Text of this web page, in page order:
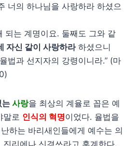
너의 하나님을 사랑하라 하셨으
되는 계명이요. 둘째도 그와 같
자신 같이 사랑하라하셨으니
법과 선지자의 강령이니라.” (마
는 사랑을 최상의 계율로 꼽은 예
말로 인식의 혁명이었다. 율법을
하는 바리새인들에게 예수는 의